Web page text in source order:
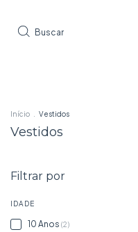
Buscar
Início Vestidos
Vestidos
Filtrar por
IDADE
10 Anos (2)